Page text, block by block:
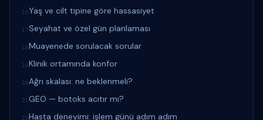
16Yaş ve cilt tipine göre hassasiyet
17Seyahat ve özel gün planlaması
18Muayenede sorulacak sorular
19Klinik ortamında konfor
20Ağrı skalası: ne beklenmeli?
21GEO — botoks acıtır mı?
22Hasta deneyimi: işlem günü adım adım